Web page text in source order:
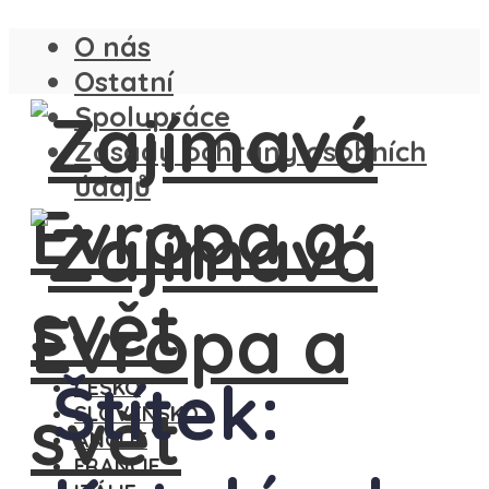
O nás
Ostatní
Spolupráce
Zásady ochrany osobních
údajů
ČESKO
SLOVENSKO
ANGLIE
FRANCIE
Štítek: